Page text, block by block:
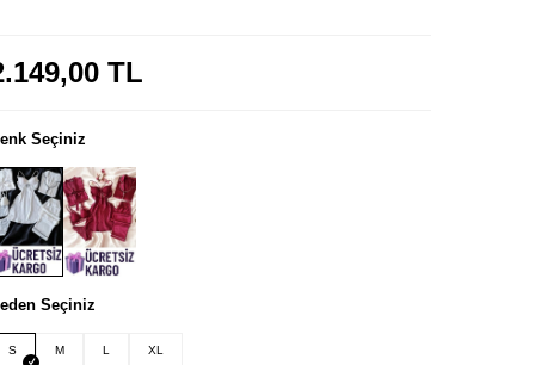
TL
Seçiniz
Seçiniz
S M L XL